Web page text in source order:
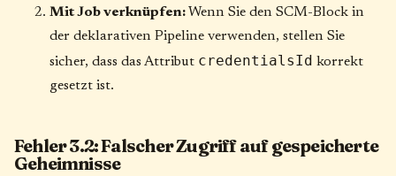
Mit Job verknüpfen: Wenn Sie den SCM-Block in
der deklarativen Pipeline verwenden, stellen Sie
sicher, dass das Attribut credentialsId korrekt
gesetzt ist.
Fehler 3.2: Falscher Zugriff auf gespeicherte
Geheimnisse